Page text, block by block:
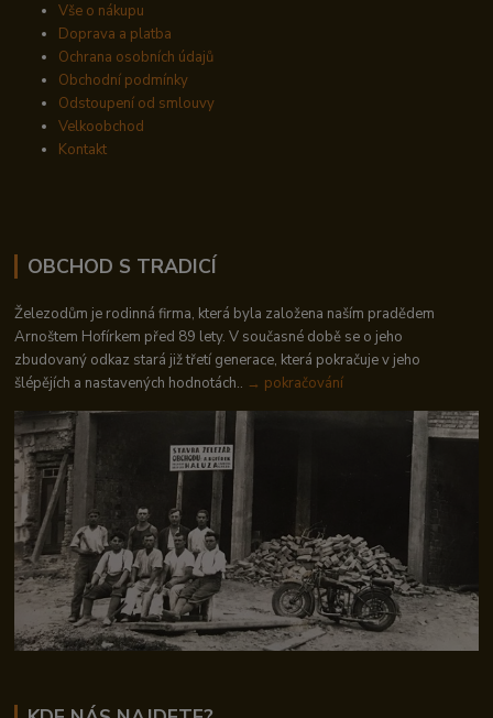
Vše o nákupu
Doprava a platba
Ochrana osobních údajů
Obchodní podmínky
Odstoupení od smlouvy
Velkoobchod
Kontakt
OBCHOD S TRADICÍ
Železodům je rodinná firma, která byla založena naším pradědem
Arnoštem Hofírkem před 89 lety. V současné době se o jeho
zbudovaný odkaz stará již třetí generace, která pokračuje v jeho
šlépějích a nastavených hodnotách.. → pokračování